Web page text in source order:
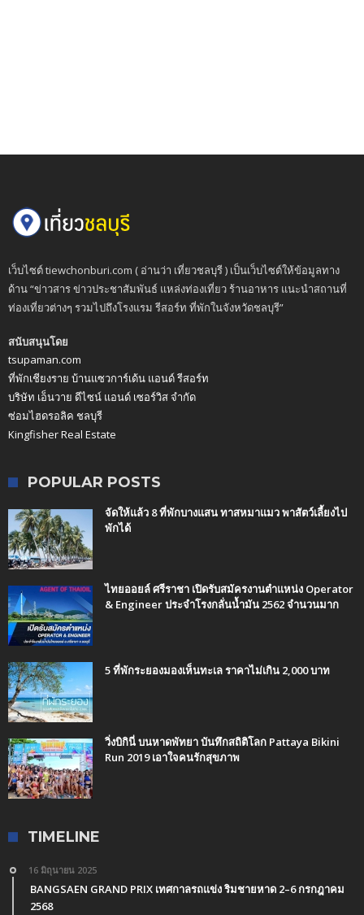
เว็บไซต์ tiewchonburi.com ( อ่านว่า เที่ยวชลบุรี ) เป็นเว็บไซต์ให้ข้อมูลทาง
ด้าน “ข่าวสาร ข่าวประชาสัมพันธ์ แหล่งท่องเที่ยว ร้านอาหาร แนะนำสถานที่
ท่องเที่ยวต่างๆ รวมไปถึงโรงแรม รีสอร์ท ที่พักในจังหวัดชลบุรี”
สนับสนุนโดย
tsupaman.com
ที่พักเชียงราย บ้านแซวการ์เด้น แอนด์ รีสอร์ท
บริษัท เอ็นวาย ดีไซน์ แอนด์ เซอร์วิส จำกัด
ซ่อมไฮดรอลิค ชลบุรี
Kingfisher Real Estate
POPULAR POSTS
จัดให้แล้ว 8 ที่พักบางแสน ทาสหมาแมว พาสัตว์เลี้ยงไป
พักได้
ไทยออยล์ ศรีราชา เปิดรับสมัครงานตำแหน่ง Operator
& Engineer ประจำโรงกลั่นน้ำมัน 2562 จำนวนมาก
5 ที่พักระยองมองเห็นทะเล ราคาไม่เกิน 2,000 บาท
วิ่งบิกินี่ บนหาดพัทยา บันทึกสถิติโลก Pattaya Bikini
Run 2019 เอาใจคนรักสุขภาพ
TIMELINE
16 มิถุนายน 2025
BANGSAEN GRAND PRIX เทศกาลรถแข่ง ริมชายหาด 2–6 กรกฎาคม
2568